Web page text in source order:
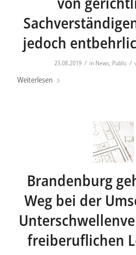
jedoch
23.08.2019 / in News, Public /
Weiterlesen
Brandenburg
Weg bei der
freiberuflichen